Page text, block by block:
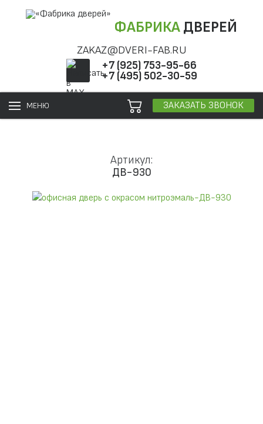
ФАБРИКАДВЕРЕЙ
ZAKAZ@DVERI-FAB.RU
+7 (925) 753-95-66
+7 (495) 502-30-59
МЕНЮ ЗАКАЗАТЬ ЗВОНОК
Артикул:
ДВ-930